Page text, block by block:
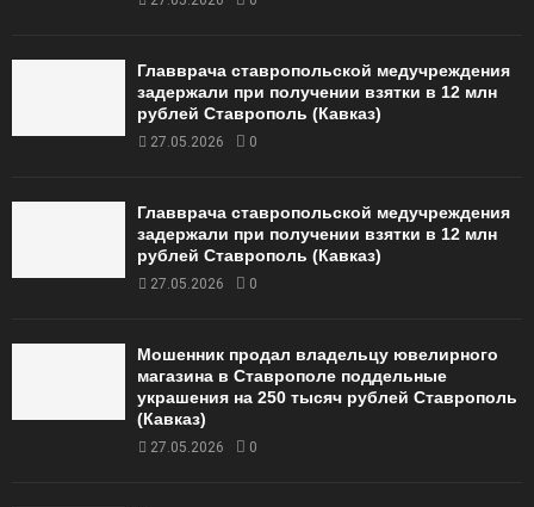
Главврача ставропольской медучреждения
задержали при получении взятки в 12 млн
рублей Ставрополь (Кавказ)
27.05.2026 0
Главврача ставропольской медучреждения
задержали при получении взятки в 12 млн
рублей Ставрополь (Кавказ)
27.05.2026 0
Мошенник продал владельцу ювелирного
магазина в Ставрополе поддельные
украшения на 250 тысяч рублей Ставрополь
(Кавказ)
27.05.2026 0